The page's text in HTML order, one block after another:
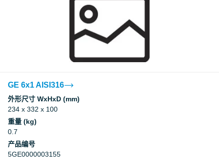
GE 6x1 AISI316
外形尺寸 WxHxD (mm)
234 x 332 x 100
重量 (kg)
0.7
产品编号
5GE0000003155